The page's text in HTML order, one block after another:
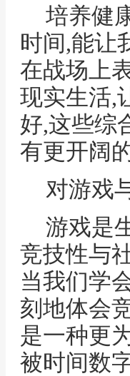
培养健
时间,能让
在战场上
现实生活,
好,这些综
有更开阔
对游戏
游戏是
竞技性与
当我们学
刻地体会
是一种更
被时间数